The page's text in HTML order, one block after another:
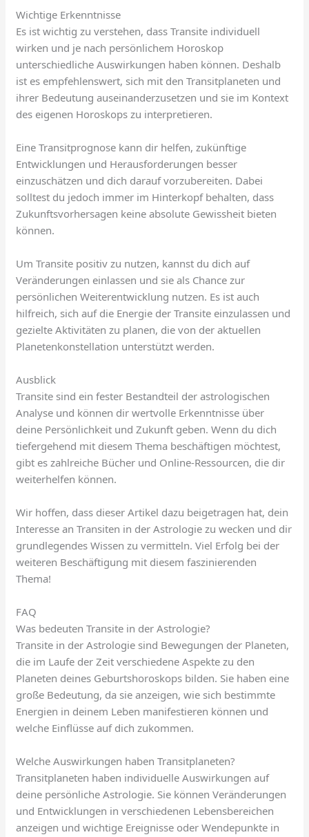
Wichtige Erkenntnisse
Es ist wichtig zu verstehen, dass Transite individuell
wirken und je nach persönlichem Horoskop
unterschiedliche Auswirkungen haben können. Deshalb
ist es empfehlenswert, sich mit den Transitplaneten und
ihrer Bedeutung auseinanderzusetzen und sie im Kontext
des eigenen Horoskops zu interpretieren.
Eine Transitprognose kann dir helfen, zukünftige
Entwicklungen und Herausforderungen besser
einzuschätzen und dich darauf vorzubereiten. Dabei
solltest du jedoch immer im Hinterkopf behalten, dass
Zukunftsvorhersagen keine absolute Gewissheit bieten
können.
Um Transite positiv zu nutzen, kannst du dich auf
Veränderungen einlassen und sie als Chance zur
persönlichen Weiterentwicklung nutzen. Es ist auch
hilfreich, sich auf die Energie der Transite einzulassen und
gezielte Aktivitäten zu planen, die von der aktuellen
Planetenkonstellation unterstützt werden.
Ausblick
Transite sind ein fester Bestandteil der astrologischen
Analyse und können dir wertvolle Erkenntnisse über
deine Persönlichkeit und Zukunft geben. Wenn du dich
tiefergehend mit diesem Thema beschäftigen möchtest,
gibt es zahlreiche Bücher und Online-Ressourcen, die dir
weiterhelfen können.
Wir hoffen, dass dieser Artikel dazu beigetragen hat, dein
Interesse an Transiten in der Astrologie zu wecken und dir
grundlegendes Wissen zu vermitteln. Viel Erfolg bei der
weiteren Beschäftigung mit diesem faszinierenden
Thema!
FAQ
Was bedeuten Transite in der Astrologie?
Transite in der Astrologie sind Bewegungen der Planeten,
die im Laufe der Zeit verschiedene Aspekte zu den
Planeten deines Geburtshoroskops bilden. Sie haben eine
große Bedeutung, da sie anzeigen, wie sich bestimmte
Energien in deinem Leben manifestieren können und
welche Einflüsse auf dich zukommen.
Welche Auswirkungen haben Transitplaneten?
Transitplaneten haben individuelle Auswirkungen auf
deine persönliche Astrologie. Sie können Veränderungen
und Entwicklungen in verschiedenen Lebensbereichen
anzeigen und wichtige Ereignisse oder Wendepunkte in